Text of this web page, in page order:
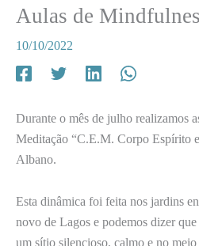
Aulas de
10/10/2022
Durante o mês de julho realizamos
Meditação “C.E.M. Corpo Espírito
Albano.
Esta dinâmica foi feita nos jardins
novo de Lagos e podemos dizer
um sítio silencioso, calmo e no